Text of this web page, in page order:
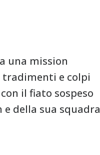
una mission
e colpi
il fiato sospeso
della sua squadra